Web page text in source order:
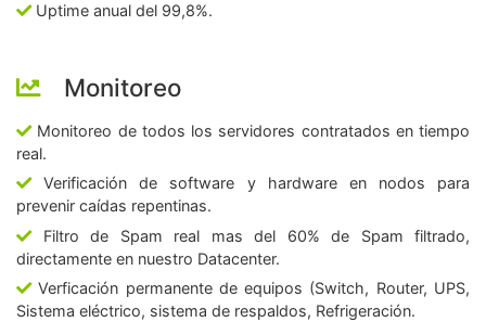
Uptime anual del 99,8%.
Monitoreo
Monitoreo de todos los servidores contratados en tiempo
real.
Verificación de software y hardware en nodos para
prevenir caídas repentinas.
Filtro de Spam real mas del 60% de Spam filtrado,
directamente en nuestro Datacenter.
Verficación permanente de equipos (Switch, Router, UPS,
Sistema eléctrico, sistema de respaldos, Refrigeración.